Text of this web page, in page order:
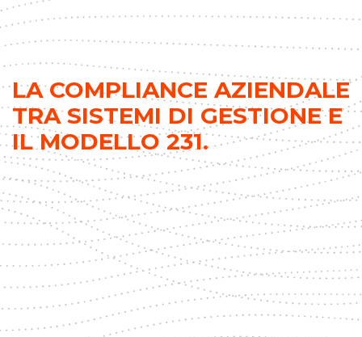
LA COMPLIANCE AZIENDALE
TRA SISTEMI DI GESTIONE E
IL MODELLO 231.